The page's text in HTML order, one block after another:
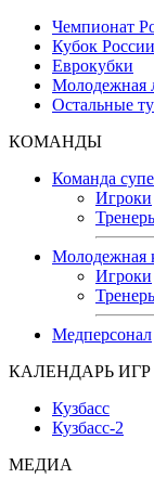
Чемпионат
Кубок России
Еврокубки
Молодежная
Остальные
КОМАНДЫ
Команда
Игроки
Молодежная
Игроки
Медперсонал
КАЛЕНДАРЬ ИГР
Кузбасс
Кузбасс-2
МЕДИА